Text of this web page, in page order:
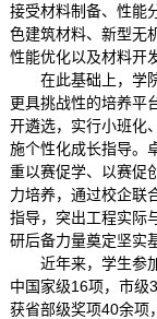
接受材料制备、性能
色建筑材料、新型无
性能优化以及材料开
在此基础上，学
更具挑战性的培养平
开遴选，实行小班化
施个性化成长指导。
重以赛促学、以赛促
力培养，通过校企联
指导，突出工程实际
研后备力量奠定坚实
近年来，学生参
中国家级16项，市级
获省部级奖项40余项